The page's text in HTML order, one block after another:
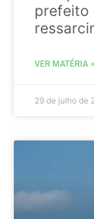
prefeito
VER MATÉRIA »
29 de julho de